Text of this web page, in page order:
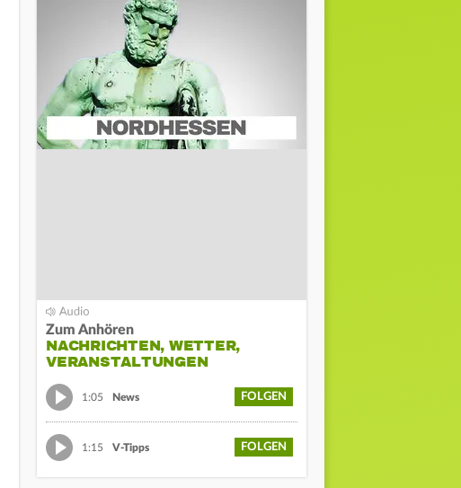
Zum Anhören
NACHRICHTEN, WETTER,
VERANSTALTUNGEN
1:05 News FOLGEN
1:15 V-Tipps FOLGEN